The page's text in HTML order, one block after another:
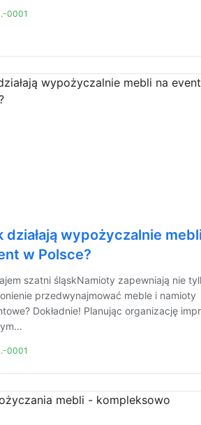
0001
działają wypożyczalnie
w Polsce?
szatni śląskNamioty zapewniają nie
przedwynajmować meble i namioty
Dokładnie! Planując organizację
0001